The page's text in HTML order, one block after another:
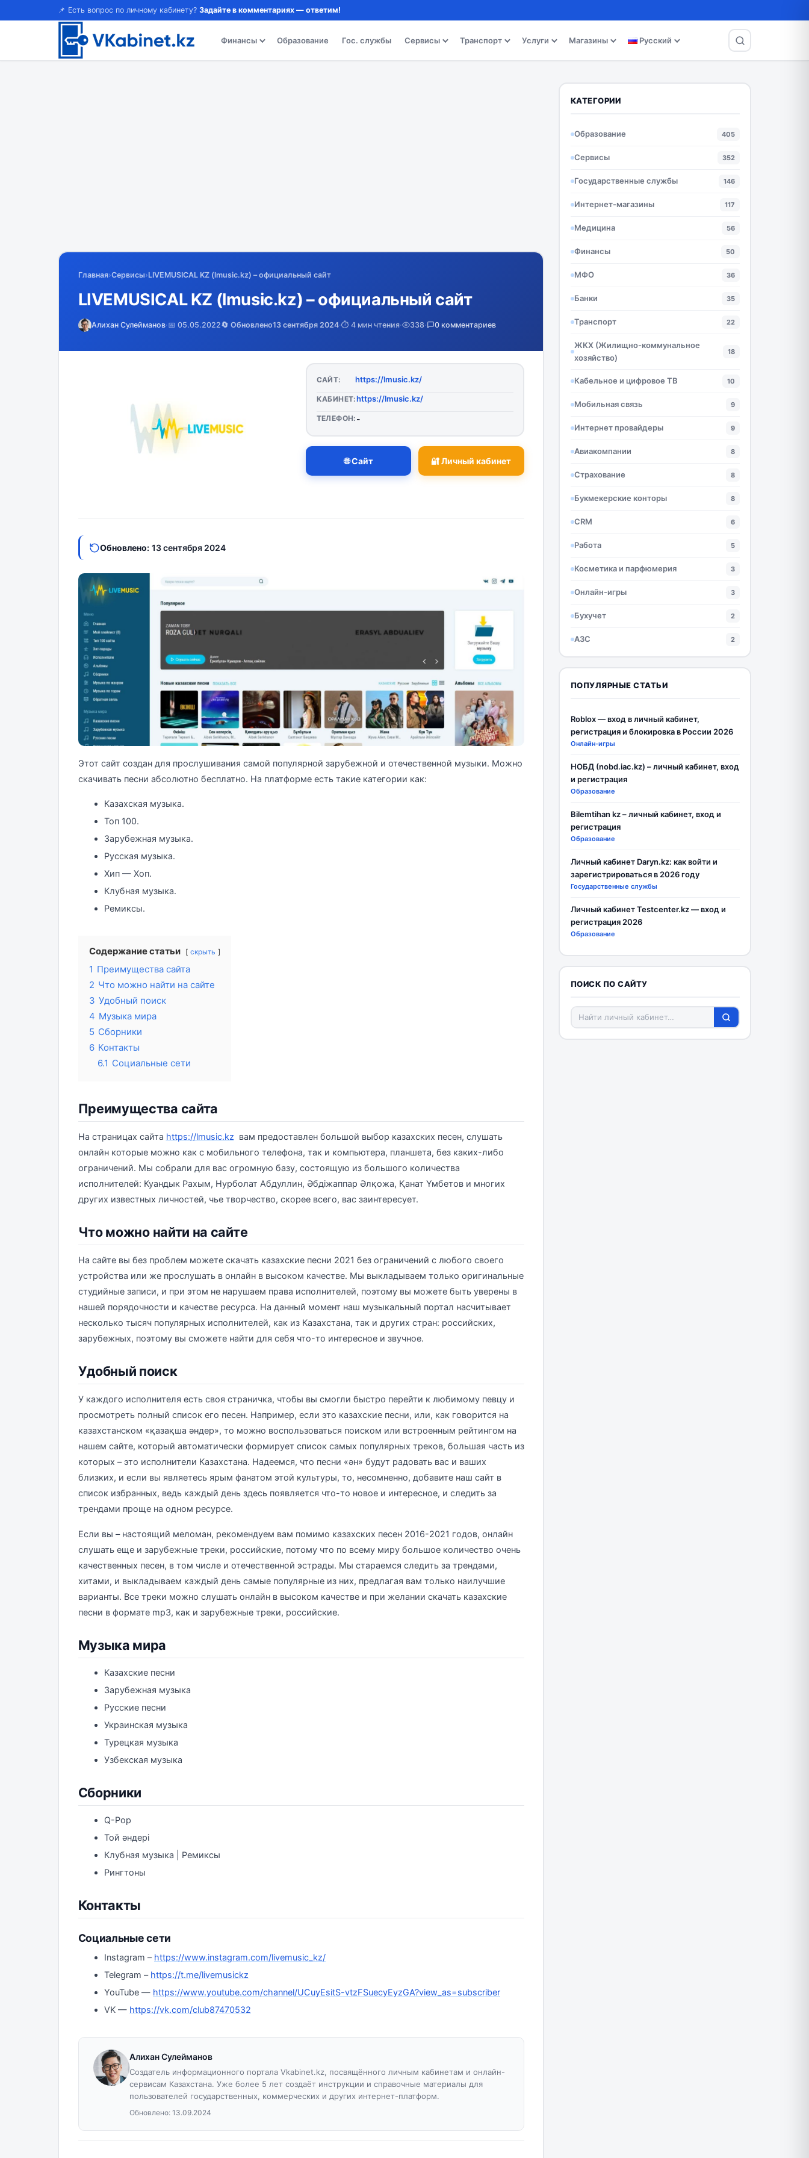
📌 Есть вопрос по личному кабинету? Задайте в комментариях — ответим!
Финансы Образование Гос. службы Сервисы Транспорт Услуги Магазины Русский
Главная›Сервисы›LIVEMUSICAL KZ (lmusic.kz) – официальный сайт
LIVEMUSICAL KZ (lmusic.kz) – официальный сайт
Алихан Сулейманов·📅 05.05.2022🔄 Обновлено13 сентября 2024·⏱️ 4 мин чтения· 338· 0 комментариев
САЙТ: https://lmusic.kz/
КАБИНЕТ:https://lmusic.kz/
ТЕЛЕФОН: -
🌐 Сайт 🔐 Личный кабинет
Обновлено: 13 сентября 2024
Этот сайт создан для прослушивания самой популярной зарубежной и отечественной музыки. Можно
скачивать песни абсолютно бесплатно. На платформе есть такие категории как:
Казахская музыка.
Топ 100.
Зарубежная музыка.
Русская музыка.
Хип — Хоп.
Клубная музыка.
Ремиксы.
Содержание статьи скрыть
1 Преимущества сайта
2 Что можно найти на сайте
3 Удобный поиск
4 Музыка мира
5 Сборники
6 Контакты
6.1 Социальные сети
Преимущества сайта
На страницах сайта https://lmusic.kz вам предоставлен большой выбор казахских песен, слушать
онлайн которые можно как с мобильного телефона, так и компьютера, планшета, без каких-либо
ограничений. Мы собрали для вас огромную базу, состоящую из большого количества
исполнителей: Куандык Рахым, Нурболат Абдуллин, Əбдіжаппар Əлқожа, Қанат Үмбетов и многих
других известных личностей, чье творчество, скорее всего, вас заинтересует.
Что можно найти на сайте
На сайте вы без проблем можете скачать казахские песни 2021 без ограничений с любого своего
устройства или же прослушать в онлайн в высоком качестве. Мы выкладываем только оригинальные
студийные записи, и при этом не нарушаем права исполнителей, поэтому вы можете быть уверены в
нашей порядочности и качестве ресурса. На данный момент наш музыкальный портал насчитывает
несколько тысяч популярных исполнителей, как из Казахстана, так и других стран: российских,
зарубежных, поэтому вы сможете найти для себя что-то интересное и звучное.
Удобный поиск
У каждого исполнителя есть своя страничка, чтобы вы смогли быстро перейти к любимому певцу и
просмотреть полный список его песен. Например, если это казахские песни, или, как говорится на
казахстанском «қазақша әндер», то можно воспользоваться поиском или встроенным рейтингом на
нашем сайте, который автоматически формирует список самых популярных треков, большая часть из
которых – это исполнители Казахстана. Надеемся, что песни «ән» будут радовать вас и ваших
близких, и если вы являетесь ярым фанатом этой культуры, то, несомненно, добавите наш сайт в
список избранных, ведь каждый день здесь появляется что-то новое и интересное, и следить за
трендами проще на одном ресурсе.
Если вы – настоящий меломан, рекомендуем вам помимо казахских песен 2016-2021 годов, онлайн
слушать еще и зарубежные треки, российские, потому что по всему миру большое количество очень
качественных песен, в том числе и отечественной эстрады. Мы стараемся следить за трендами,
хитами, и выкладываем каждый день самые популярные из них, предлагая вам только наилучшие
варианты. Все треки можно слушать онлайн в высоком качестве и при желании скачать казахские
песни в формате mp3, как и зарубежные треки, российские.
Музыка мира
Казахские песни
Зарубежная музыка
Русские песни
Украинская музыка
Турецкая музыка
Узбекская музыка
Сборники
Q-Pop
Той әндері
Клубная музыка | Ремиксы
Рингтоны
Контакты
Социальные сети
Instagram – https://www.instagram.com/livemusic_kz/
Telegram – https://t.me/livemusickz
YouTube — https://www.youtube.com/channel/UCuyEsitS-vtzFSuecyEyzGA?view_as=subscriber
VK — https://vk.com/club87470532
Алихан Сулейманов
Создатель информационного портала Vkabinet.kz, посвящённого личным кабинетам и онлайн-
сервисам Казахстана. Уже более 5 лет создаёт инструкции и справочные материалы для
пользователей государственных, коммерческих и других интернет-платформ.
Обновлено: 13.09.2024
КАТЕГОРИИ
Образование 405
Сервисы 352
Государственные службы 146
Интернет-магазины 117
Медицина 56
Финансы 50
МФО 36
Банки 35
Транспорт 22
ЖКХ (Жилищно-коммунальное
хозяйство)
18
Кабельное и цифровое ТВ 10
Мобильная связь 9
Интернет провайдеры 9
Авиакомпании 8
Страхование 8
Букмекерские конторы 8
CRM 6
Работа 5
Косметика и парфюмерия 3
Онлайн-игры 3
Бухучет 2
АЗС 2
ПОПУЛЯРНЫЕ СТАТЬИ
Roblox — вход в личный кабинет,
регистрация и блокировка в России 2026
Онлайн-игры
НОБД (nobd.iac.kz) – личный кабинет, вход
и регистрация
Образование
Bilemtihan kz – личный кабинет, вход и
регистрация
Образование
Личный кабинет Daryn.kz: как войти и
зарегистрироваться в 2026 году
Государственные службы
Личный кабинет Testcenter.kz — вход и
регистрация 2026
Образование
ПОИСК ПО САЙТУ